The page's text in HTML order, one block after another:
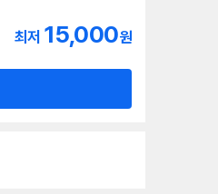
최저 15,000원